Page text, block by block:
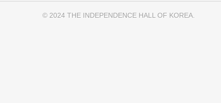
© 2024 THE INDEPENDENCE HALL OF KOREA.